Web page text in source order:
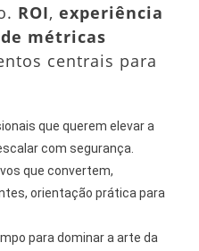
ROI, experiência
métricas
centrais para
que querem elevar a
com segurança.
que convertem,
orientação prática para
para dominar a arte da